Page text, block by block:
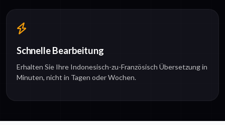
Schnelle Bearbeitung
Erhalten Sie Ihre Indonesisch-zu-Französisch Übersetzung in
Minuten, nicht in Tagen oder Wochen.